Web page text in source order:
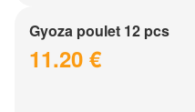
Gyoza poulet 12 pcs
11.20 €